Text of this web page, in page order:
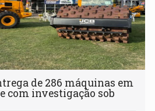
de 286 máquinas em
com investigação sob